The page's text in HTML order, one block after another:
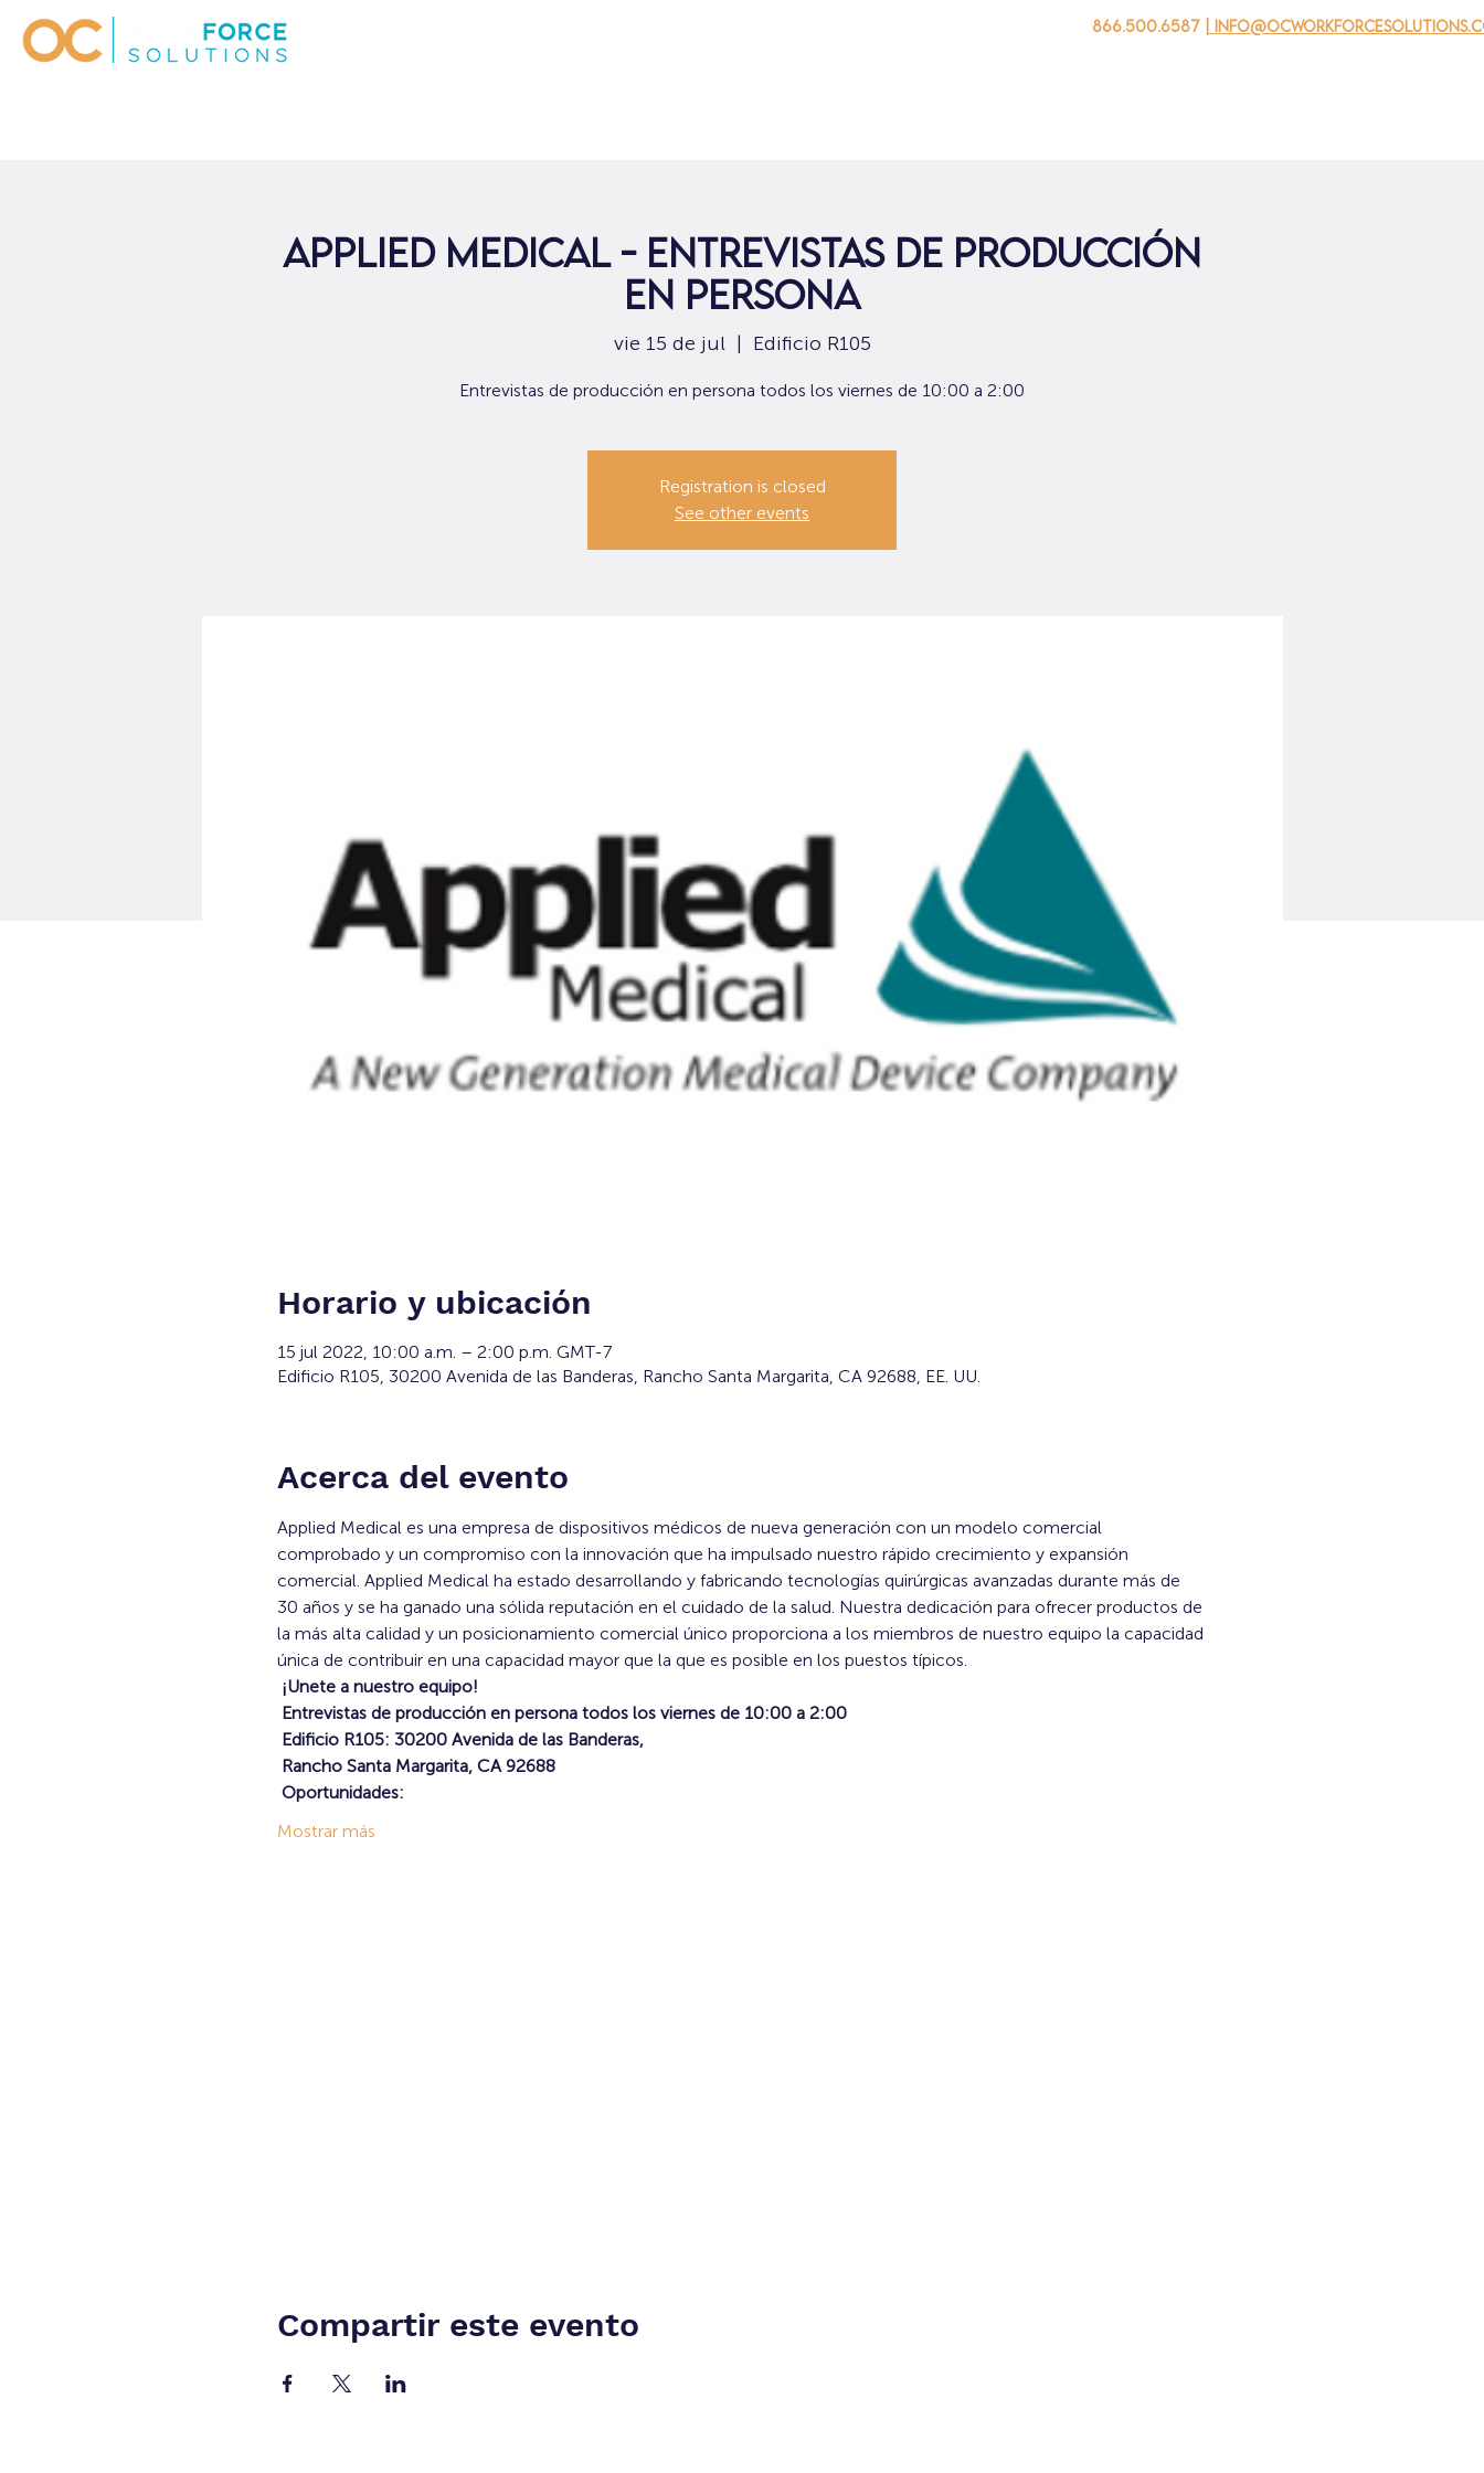
866.500.6587 |
Applied Medical - Entrevistas de producción
en persona
vie 15 de jul
  |
Edificio R105
Entrevistas de producción en persona todos los viernes de 10:00 a 2:00
Registration is closed
See other events
Horario y ubicación
15 jul 2022, 10:00 a.m. – 2:00 p.m. GMT-7
Edificio R105, 30200 Avenida de las Banderas, Rancho Santa Margarita, CA 92688, EE. UU.
Acerca del evento
Applied Medical es una empresa de dispositivos médicos de nueva generación con un modelo comercial
comprobado y un compromiso con la innovación que ha impulsado nuestro rápido crecimiento y expansión
comercial. Applied Medical ha estado desarrollando y fabricando tecnologías quirúrgicas avanzadas durante más de
30 años y se ha ganado una sólida reputación en el cuidado de la salud. Nuestra dedicación para ofrecer productos de
la más alta calidad y un posicionamiento comercial único proporciona a los miembros de nuestro equipo la capacidad
única de contribuir en una capacidad mayor que la que es posible en los puestos típicos.
¡Unete a nuestro equipo!
Entrevistas de producción en persona todos los viernes de 10:00 a 2:00
Edificio R105: 30200 Avenida de las Banderas,
Rancho Santa Margarita, CA 92688
Oportunidades:
Mostrar más
Compartir este evento